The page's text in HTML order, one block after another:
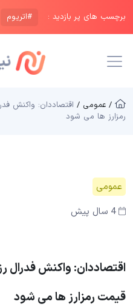
برچسب های پر بازدید : #اتریوم
/ عمومی / اقتصاددان: واکنش
رمزارز ها می شود
عمومی
4 سال پیش
اقتصاددان: واکنش فدرال
قیمت رمزارز ها می شود